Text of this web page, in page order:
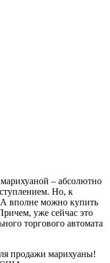
– абсолютно
Но, к
вполне можно купить
уже сейчас это
торгового автомата
продажи марихуаны!